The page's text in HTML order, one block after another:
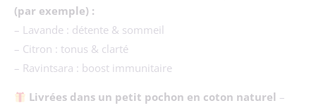
(par exemple) :
– Lavande : détente & sommeil
– Citron : tonus & clarté
– Ravintsara : boost immunitaire
Livrées dans un petit pochon en coton naturel –